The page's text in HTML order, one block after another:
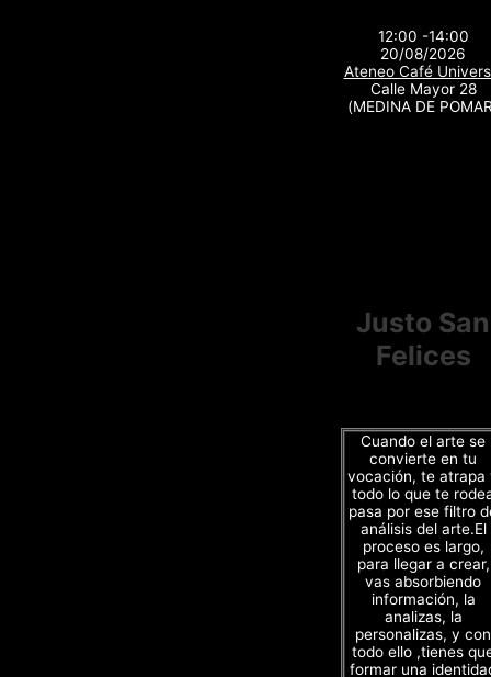
12:00 -14:00
20/08/2026
Ateneo Café
Calle Mayor 28
(MEDINA DE
Justo San
Felices
Cuando el arte se
convierte en tu
vocación, te atrapa
todo lo que te
pasa por ese filtro
análisis del arte.El
proceso es largo,
para llegar a crear,
vas absorbiendo
información, la
analizas, la
personalizas, y con
todo ello ,tienes
formar una